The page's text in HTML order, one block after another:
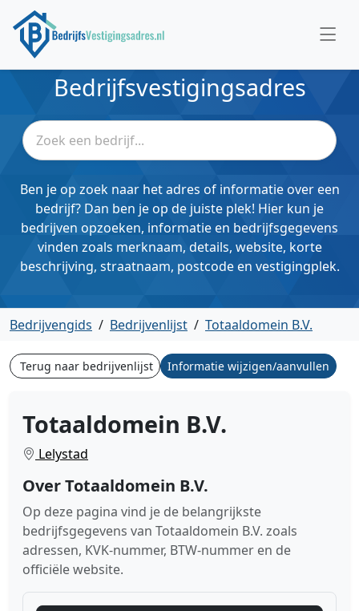
Bedrijfsvestigingsadres
Ben je op zoek naar het adres of informatie over een
bedrijf? Dan ben je op de juiste plek! Hier kun je
bedrijven opzoeken, informatie en bedrijfsgegevens
vinden zoals merknaam, details, website, korte
beschrijving, straatnaam, postcode en vestigingplek.
Bedrijvengids / Bedrijvenlijst / Totaaldomein B.V.
Terug naar bedrijvenlijst Informatie wijzigen/aanvullen
Totaaldomein B.V.
Lelystad
Over Totaaldomein B.V.
Op deze pagina vind je de belangrijkste
bedrijfsgegevens van Totaaldomein B.V. zoals
adressen, KVK-nummer, BTW-nummer en de
officiële website.